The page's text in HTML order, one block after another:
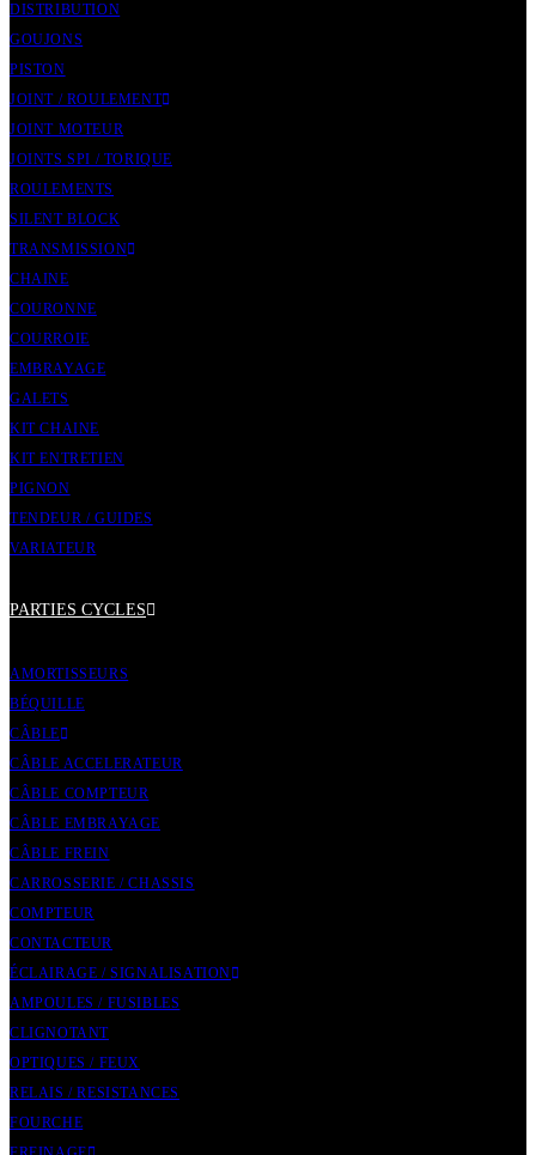
DISTRIBUTION
GOUJONS
PISTON
JOINT / ROULEMENT
JOINT MOTEUR
JOINTS SPI / TORIQUE
ROULEMENTS
SILENT BLOCK
TRANSMISSION
CHAINE
COURONNE
COURROIE
EMBRAYAGE
GALETS
KIT CHAINE
KIT ENTRETIEN
PIGNON
TENDEUR / GUIDES
VARIATEUR
PARTIES CYCLES
AMORTISSEURS
BÉQUILLE
CÂBLE
CÂBLE ACCELERATEUR
CÂBLE COMPTEUR
CÂBLE EMBRAYAGE
CÂBLE FREIN
CARROSSERIE / CHASSIS
COMPTEUR
CONTACTEUR
ÉCLAIRAGE / SIGNALISATION
AMPOULES / FUSIBLES
CLIGNOTANT
OPTIQUES / FEUX
RELAIS / RESISTANCES
FOURCHE